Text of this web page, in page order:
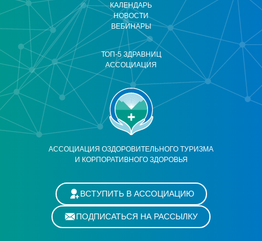
АССОЦИАЦИЯ ОЗДОРОВИТЕЛЬНОГО ТУРИЗМА
И КОРПОРАТИВНОГО ЗДОРОВЬЯ
КАЛЕНДАРЬ
НОВОСТИ
ВЕБИНАРЫ
ТОП-5 ЗДРАВНИЦ
АССОЦИАЦИЯ
ВСТУПИТЬ В АССОЦИАЦИЮ
ПОДПИСАТЬСЯ НА РАССЫЛКУ